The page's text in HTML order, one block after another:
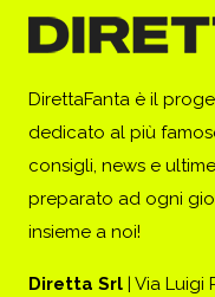
DirettaFanta è il
dedicato al più
consigli, news e
preparato ad ogni
insieme a noi!
Diretta Srl | Via Luigi